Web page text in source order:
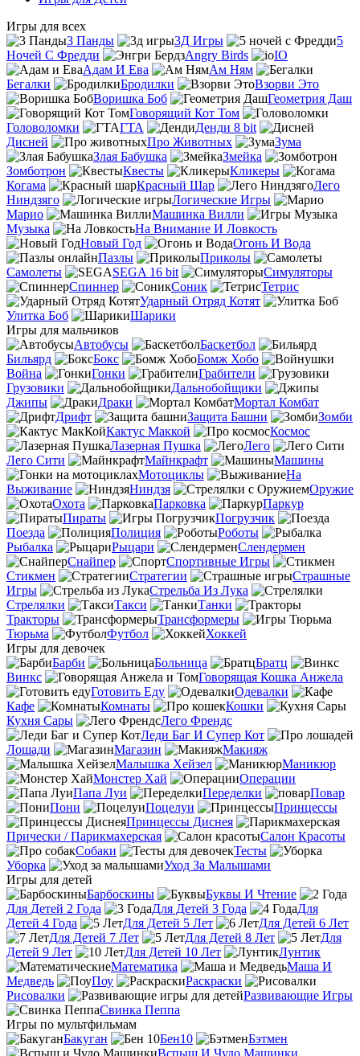
Игры для всех
3 Панды
3Д Игры
5
Ночей С Фредди
Angry Birds
IO
Адам И Ева
Ам Ням
Бегалки
Бродилки
Взорви Это
Воришка Боб
Геометрия Даш
Говорящий Кот Том
Головоломки
ГТА
Денди 8 bit
Дисней
Про Животных
Зума
Злая Бабушка
Змейка
Зомботрон
Квесты
Кликеры
Когама
Красный Шар
Лего
Ниндзяго
Логические Игры
Марио
Машинка Вилли
Музыка
На Внимание И Ловкость
Новый Год
Огонь И Вода
Пазлы
Приколы
Самолеты
SEGA 16 bit
Симуляторы
Спиннер
Соник
Тетрис
Ударный Отряд Котят
Улитка Боб
Шарики
Игры для мальчиков
Автобусы
Баскетбол
Бильярд
Бокс
Бомж Хобо
Война
Гонки
Грабители
Грузовики
Дальнобойщики
Джипы
Драки
Мортал Комбат
Дрифт
Защита Башни
Зомби
Кактус Маккой
Космос
Лазерная Пушка
Лего
Лего Сити
Майнкрафт
Машины
Мотоциклы
На
Выживание
Ниндзя
Оружие
Охота
Парковка
Паркур
Пираты
Погрузчик
Поезда
Полиция
Роботы
Рыбалка
Рыцари
Слендермен
Снайпер
Спортивные Игры
Стикмен
Стратегии
Страшные
Игры
Стрельба Из Лука
Стрелялки
Такси
Танки
Тракторы
Трансформеры
Тюрьма
Футбол
Хоккей
Игры для девочек
Барби
Больница
Братц
Винкс
Говорящая Кошка Анжела
Готовить Еду
Одевалки
Кафе
Комнаты
Кошки
Кухня Сары
Лего Френдс
Леди Баг И Супер Кот
Лошади
Магазин
Макияж
Малышка Хейзел
Маникюр
Монстер Хай
Операции
Папа Луи
Переделки
Повар
Пони
Поцелуи
Принцессы
Принцессы Диснея
Прически / Парикмахерская
Салон Красоты
Собаки
Тесты
Уборка
Уход За Малышами
Игры для детей
Барбоскины
Буквы И Чтение
Для Детей 2 Года
Для Детей 3 Года
Для
Детей 4 Года
Для Детей 5 Лет
Для Детей 6 Лет
Для Детей 7 Лет
Для Детей 8 Лет
Для
Детей 9 Лет
Для Детей 10 Лет
Лунтик
Математика
Маша И
Медведь
Поу
Раскраски
Рисовалки
Развивающие Игры
Свинка Пеппа
Игры по мультфильмам
Бакуган
Бен10
Бэтмен
Вспыш И Чудо Машинки